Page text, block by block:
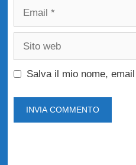
Email
Sito
Salva il mio nome,